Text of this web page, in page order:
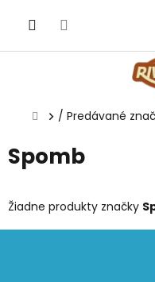
Domov
/ Predávané
Spomb
Žiadne produkty značky